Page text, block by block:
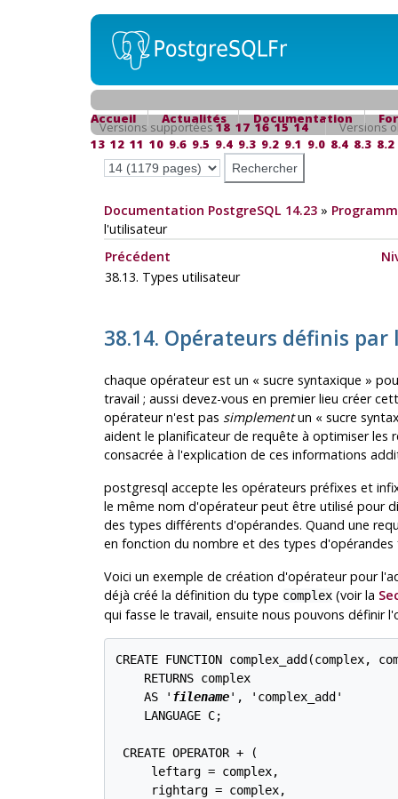
Accueil Actualités Documentation
Versions supportées18 17 16 15 14
Versions
13 12 11 10 9.6 9.5 9.4 9.3 9.2 9.1 9.0 8.4 8.3 8.2
Documentation PostgreSQL 14.23»
l'utilisateur
Précédent
38.13. Types utilisateur
38.14. Opérateurs définis
chaque opérateur est un « sucre syntaxique »
travail ; aussi devez-vous en premier lieu créer
opérateur n'est pas simplementun « sucre
aident le planificateur de requête à optimiser les
consacrée à l'explication de ces informations
postgresql accepte les opérateurs préfixes et
le même nom d'opérateur peut être utilisé pour
des types différents d'opérandes. Quand une
en fonction du nombre et des types d'opérandes
Voici un exemple de création d'opérateur pour
déjà créé la définition du type complex(voir la
qui fasse le travail, ensuite nous pouvons définir
CREATE FUNCTION complex_add(complex,
    RETURNS complex
    AS '
filename', 'complex_add'
    LANGUAGE C;
CREATE OPERATOR + (
     leftarg = complex,
     rightarg = complex,